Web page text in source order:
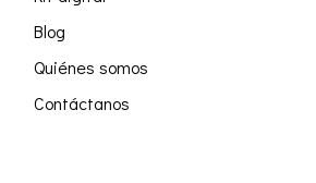
Blog
Quiénes somos
Contáctanos